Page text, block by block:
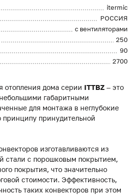
itermic
РОССИЯ
с вентиляторами
250
90
2700
отопления дома серии ITTBZ – это
габаритными
для монтажа в неглубокие
принудительной
изготавливаются из
стали с порошковым покрытием,
покрытия, что значительно
стоимости. Эффективность,
таких конвекторов при этом